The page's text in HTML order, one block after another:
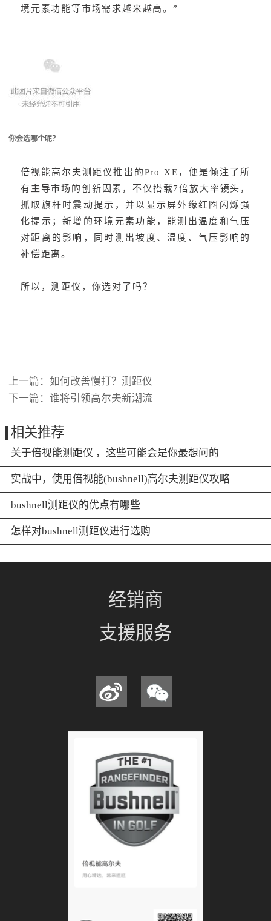
境元素功能等市场需求越来越高。”
你会选哪个呢？
倍视能高尔夫测距仪推出的Pro XE，便是倾注了所
有主导市场的创新因素，不仅搭载7倍放大率镜头，
抓取旗杆时震动提示，并以显示屏外缘红圈闪烁强
化提示；新增的环境元素功能，能测出温度和气压
对距离的影响，同时测出坡度、温度、气压影响的
补偿距离。
所以，测距仪，你选对了吗？
上一篇： 如何改善慢打？测距仪
下一篇： 谁将引领高尔夫新潮流
相关推荐
关于倍视能测距仪 ，这些可能会是你最想问的
实战中，使用倍视能(bushnell)高尔夫测距仪攻略
bushnell测距仪的优点有哪些
怎样对bushnell测距仪进行选购
经销商
支援服务